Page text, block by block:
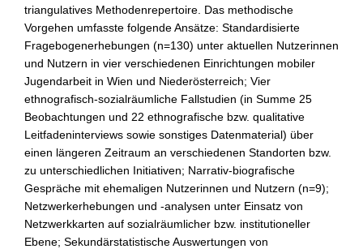
triangulatives Methodenrepertoire. Das methodische
Vorgehen umfasste folgende Ansätze: Standardisierte
Fragebogenerhebungen (n=130) unter aktuellen Nutzerinnen
und Nutzern in vier verschiedenen Einrichtungen mobiler
Jugendarbeit in Wien und Niederösterreich; Vier
ethnografisch-sozialräumliche Fallstudien (in Summe 25
Beobachtungen und 22 ethnografische bzw. qualitative
Leitfadeninterviews sowie sonstiges Datenmaterial) über
einen längeren Zeitraum an verschiedenen Standorten bzw.
zu unterschiedlichen Initiativen; Narrativ-biografische
Gespräche mit ehemaligen Nutzerinnen und Nutzern (n=9);
Netzwerkerhebungen und -analysen unter Einsatz von
Netzwerkkarten auf sozialräumlicher bzw. institutioneller
Ebene; Sekundärstatistische Auswertungen von